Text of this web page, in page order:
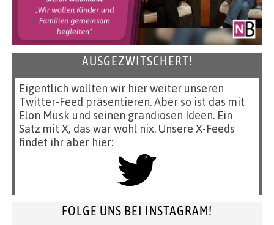
AUSGEZWITSCHERT!
Eigentlich wollten wir hier weiter unseren
Twitter-Feed präsentieren. Aber so ist das mit
Elon Musk und seinen grandiosen Ideen. Ein
Satz mit X, das war wohl nix. Unsere X-Feeds
findet ihr aber hier:
FOLGE UNS BEI INSTAGRAM!